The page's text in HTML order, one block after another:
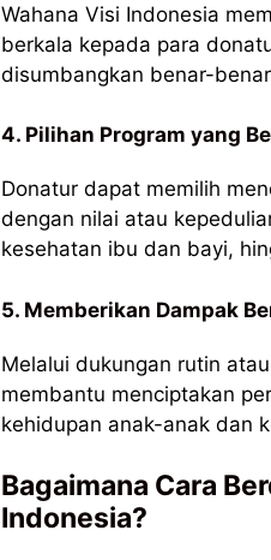
Wahana Visi Indonesia
berkala kepada para
disumbangkan benar-
4. Pilihan Program yang
Donatur dapat memilih
dengan nilai atau
kesehatan ibu dan bayi,
5. Memberikan Dampak
Melalui dukungan rutin
membantu menciptakan
kehidupan anak-anak dan
Bagaimana Cara
Indonesia?